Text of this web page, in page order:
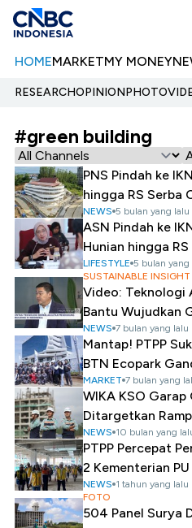
HOMEMARKETMY MONEY
RESEARCHOPINIONPHOTO
#green building
PNS Pindah ke
hingga RS Serba
NEWS 5 bulan yang lalu
ASN Pindah ke
Hunian hingga
LIFESTYLE 5 bulan yang
SUSTAINABLE INSIGHT
Video: Teknologi
Bantu Wujudkan
NEWS 7 bulan yang lalu
Mantap! PTPP
BTN Ecopark
MARKET 7 bulan yang
WIKA KSO Garap
Ditargetkan
NEWS 10 bulan yang
PTPP Percepat
2 Kementerian
NEWS 1 tahun yang lalu
FOTO
504 Panel Surya